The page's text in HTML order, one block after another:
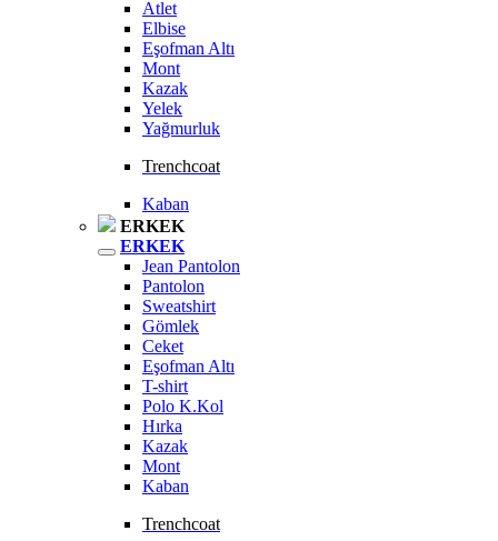
Atlet
Elbise
Eşofman Altı
Mont
Kazak
Yelek
Yağmurluk
Trenchcoat
Kaban
ERKEK
ERKEK
Jean Pantolon
Pantolon
Sweatshirt
Gömlek
Ceket
Eşofman Altı
T-shirt
Polo K.Kol
Hırka
Kazak
Mont
Kaban
Trenchcoat